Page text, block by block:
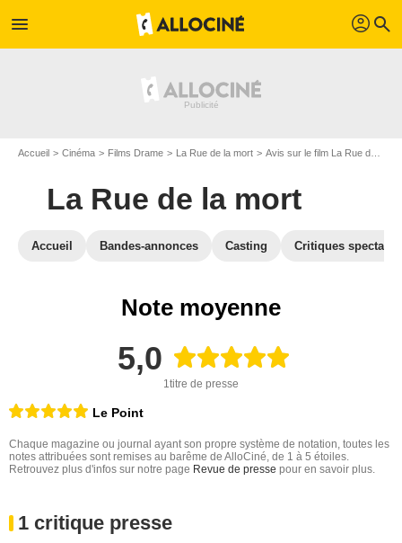
menu profil search
Accueil Cinéma Films Drame La Rue de la mort Avis sur le film La Rue de la mort
La Rue de la mort
Accueil Bandes-annonces Casting Critiques
Note moyenne
5,0
1titre de presse
Le Point
Chaque magazine ou journal ayant son propre système de notation, toutes les
notes attribuées sont remises au barême de AlloCiné, de 1 à 5 étoiles.
Retrouvez plus d'infos sur notre page Revue de presse pour en savoir plus.
1 critique presse